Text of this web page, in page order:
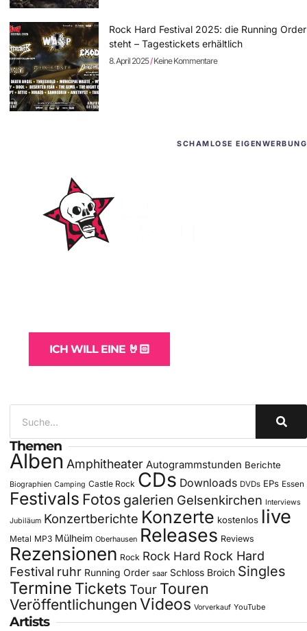
Rock Hard Festival 2025: die Running Order
steht – Tagestickets erhältlich
8. April 2025 Keine Kommentare
SCHAMLOSE EIGENWERBUNG
ICH WILL EINE 🤘🏻
Themen
Alben Amphitheater Autogrammstunden Berichte
Biographien Camping Castle Rock CDs Downloads DVDs EPs Essen
Festivals Fotos galerien Gelsenkirchen Interviews
Jubiläum Konzertberichte Konzerte kostenlos live
Metal MP3 Mülheim Oberhausen Releases Reviews
Rezensionen Rock Rock Hard Rock Hard
Festival ruhr Running Order saar Schloss Broich Singles
Termine Tickets Tour Touren
Veröffentlichungen Videos Vorverkauf YouTube
Artists